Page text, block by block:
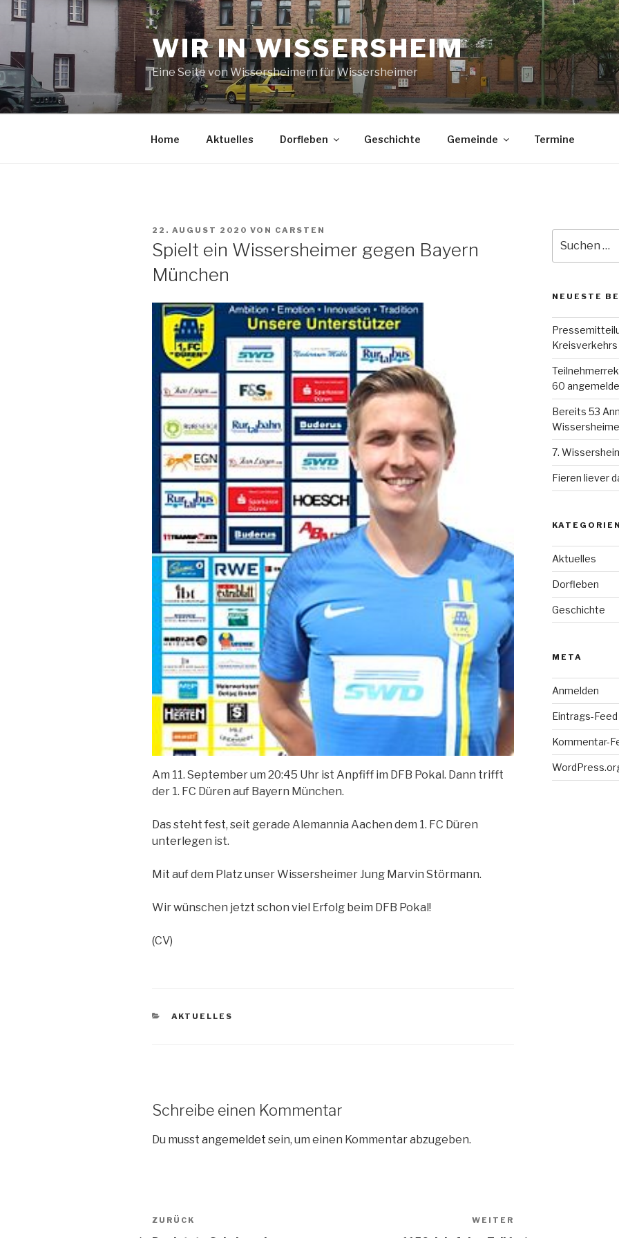
Zum
Inhalt
springen
WIR IN WISSERSHEIM
Eine Seite von Wissersheimern für Wissersheimer
Home Aktuelles Dorfleben Geschichte Gemeinde Termine
VERÖFFENTLICHT
22. AUGUST 2020 VON CARSTEN
Spielt ein Wissersheimer gegen Bayern
München
Am 11. September um 20:45 Uhr ist Anpfiff im DFB Pokal. Dann trifft
der 1. FC Düren auf Bayern München.
Das steht fest, seit gerade Alemannia Aachen dem 1. FC Düren
unterlegen ist.
Mit auf dem Platz unser Wissersheimer Jung Marvin Störmann.
Wir wünschen jetzt schon viel Erfolg beim DFB Pokal!
(CV)
KATEGORIEN
AKTUELLES
Schreibe einen Kommentar
Du musst angemeldet sein, um einen Kommentar abzugeben.
Beitragsnavigation
Vorheriger
ZURÜCK WEITER
nach:
NEUESTE
Kreisverkehrs
60
Bereits 53
7.
Fieren liever
KATEGORIEN
Aktuelles
Dorfleben
Geschichte
META
Anmelden
Eintrags-Feed
Kommentar-